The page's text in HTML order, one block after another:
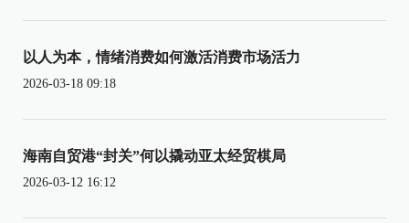
以人为本，情绪消费如何激活消费市场活力
2026-03-18 09:18
海南自贸港“封关”何以撬动亚太经贸棋局
2026-03-12 16:12